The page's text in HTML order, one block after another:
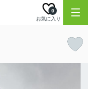
お気に入り
0